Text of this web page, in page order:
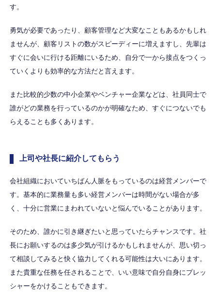
す。
勇気が必要であったり、顧客管理など大変なこともあるかもしれ
ませんが、顧客リストの数がスピーディーに増えますし、先輩は
すぐに会いに行ける距離にいるため、自分で一から接点をつくっ
ていくよりも効率的な方法だと言えます。
また比較的少数の中小企業やベンチャー企業などは、社員同士で
誰がどの業務を行っているのかが明確なため、すぐにつないでも
らえることも多くあります。
上司や社長に紹介してもらう
会社組織においていちばん人脈をもっているのは経営メンバーで
す。基本的に業務量も多い経営メンバーは時間がない場合が多
く、十分に営業にまわれていないと悩んでいることがあります。
そのため、誰かに引き継ぎたいと思っていたらチャンスです。社
長にお願いするのは多少気が引けるかもしれませんが、思い切っ
て相談してみると快く協力してくれる可能性は大いにあります。
また貴重な任務を任されることで、いい意味で自分自身にプレッ
シャーをかけることもできます。